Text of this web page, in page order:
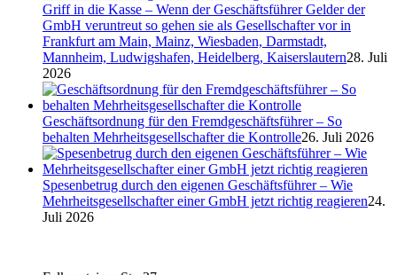
Griff in die Kasse – Wenn der Geschäftsführer Gelder der
GmbH veruntreut so gehen sie als Gesellschafter vor in
Frankfurt am Main, Mainz, Wiesbaden, Darmstadt,
Mannheim, Ludwigshafen, Heidelberg, Kaiserslautern28. Juli
2026
Geschäftsordnung für den Fremdgeschäftsführer – So
behalten Mehrheitsgesellschafter die Kontrolle26. Juli 2026
Spesenbetrug durch den eigenen Geschäftsführer – Wie
Mehrheitsgesellschafter einer GmbH jetzt richtig reagieren24.
Juli 2026